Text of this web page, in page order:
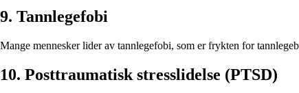
9. Tannlegefobi
Mange mennesker lider av tannlegefobi, som er frykten for
10. Posttraumatisk stresslidelse (PTSD)